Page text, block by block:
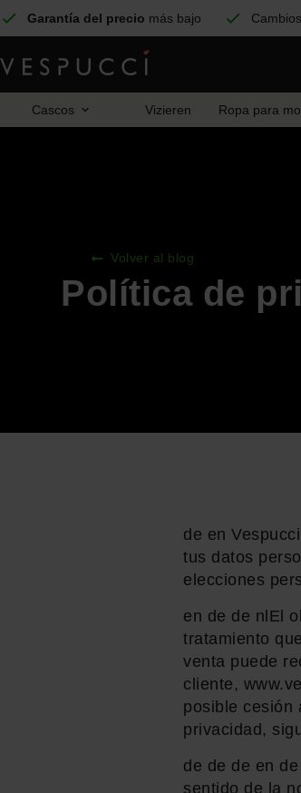
Garantía del precio más bajo Cambios
Cascos Vizieren Ropa para
Volver al blog
Política de
de en
tus datos
elecciones
en de de nlEl
tratamiento
venta puede
cliente,
posible cesión
privacidad,
de de de en
sentido de la